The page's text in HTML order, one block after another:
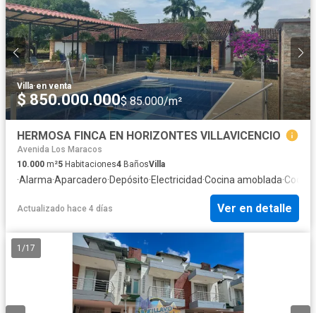
Villa·en venta
$ 850.000.000$ 85.000/m²
HERMOSA FINCA EN HORIZONTES VILLAVICENCIO
Avenida Los Maracos
10.000 m²5 Habitaciones4 BañosVilla
·Alarma·Aparcadero·Depósito·Electricidad·Cocina amoblada·
Actualizado hace 4 días Ver en detalle
1 /17